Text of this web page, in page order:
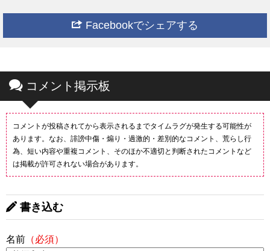
Facebookでシェアする
コメント掲示板
コメントが投稿されてから表示されるまでタイムラグが発生する可能性が
あります。なお、誹謗中傷・煽り・過激的・差別的なコメント、荒らし行
為、短い内容や重複コメント、そのほか不適切と判断されたコメントなど
は掲載が許可されない場合があります。
書き込む
名前 （必須）